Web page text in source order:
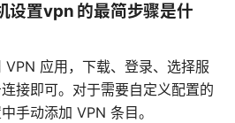
设置vpn 的最简步骤是什
应用，下载、登录、选择服
接即可。对于需要自定义配置的
手动添加 VPN 条目。